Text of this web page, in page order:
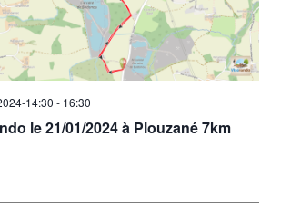
le 21/01/2024 à Plouzané 7km
14:30 - 16:30